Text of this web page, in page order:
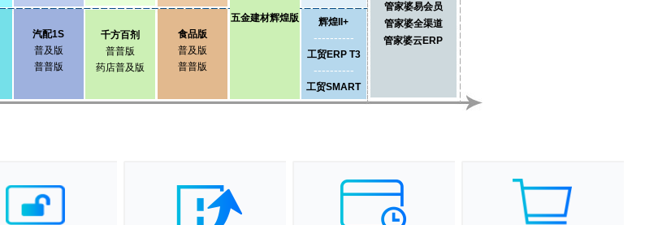
汽配1S
普及版
普普版
千方百剂
普普版
药店普及版
食品版
普及版
普普版
五金建材辉煌版 辉煌II+
----------
工贸ERP T3
----------
工贸SMART
管家婆易会员
管家婆全渠道
管家婆云ERP